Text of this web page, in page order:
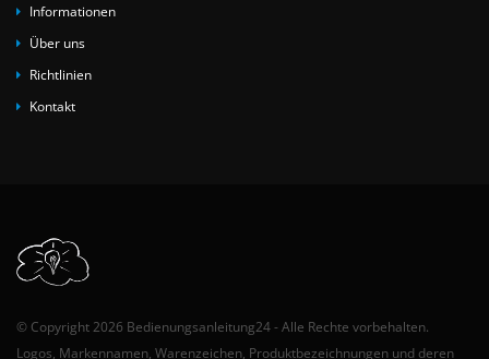
Informationen
Über uns
Richtlinien
Kontakt
© Copyright 2026 Bedienungsanleitung24 - Alle Rechte vorbehalten.
Logos, Markennamen, Warenzeichen, Produktbezeichnungen und deren